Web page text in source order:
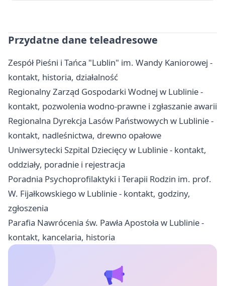
Przydatne dane teleadresowe
Zespół Pieśni i Tańca "Lublin" im. Wandy Kaniorowej -
kontakt, historia, działalność
Regionalny Zarząd Gospodarki Wodnej w Lublinie -
kontakt, pozwolenia wodno-prawne i zgłaszanie awarii
Regionalna Dyrekcja Lasów Państwowych w Lublinie -
kontakt, nadleśnictwa, drewno opałowe
Uniwersytecki Szpital Dziecięcy w Lublinie - kontakt,
oddziały, poradnie i rejestracja
Poradnia Psychoprofilaktyki i Terapii Rodzin im. prof.
W. Fijałkowskiego w Lublinie - kontakt, godziny,
zgłoszenia
Parafia Nawrócenia św. Pawła Apostoła w Lublinie -
kontakt, kancelaria, historia